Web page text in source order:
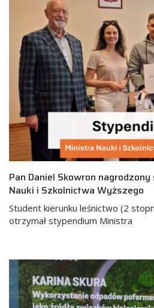
Pan Daniel Skowron
Nauki i Szkolnictwa Wyższego
Student kierunku leśnictwo (2
otrzymał stypendium Ministra